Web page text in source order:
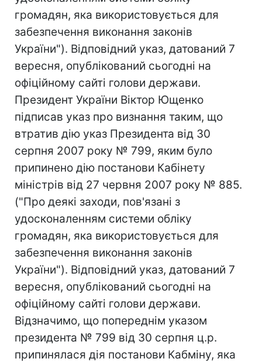
громадян, яка використовується для
забезпечення виконання законів
України"). Відповідний указ, датований 7
вересня, опублікований сьогодні на
офіційному сайті голови держави.
Президент України Віктор Ющенко
підписав указ про визнання таким, що
втратив дію указ Президента від 30
серпня 2007 року № 799, яким було
припинено дію постанови Кабінету
міністрів від 27 червня 2007 року № 885.
("Про деякі заходи, пов'язані з
удосконаленням системи обліку
громадян, яка використовується для
забезпечення виконання законів
України"). Відповідний указ, датований 7
вересня, опублікований сьогодні на
офіційному сайті голови держави.
Відзначимо, що попереднім указом
президента № 799 від 30 серпня ц.р.
припинялася дія постанови Кабміну, яка